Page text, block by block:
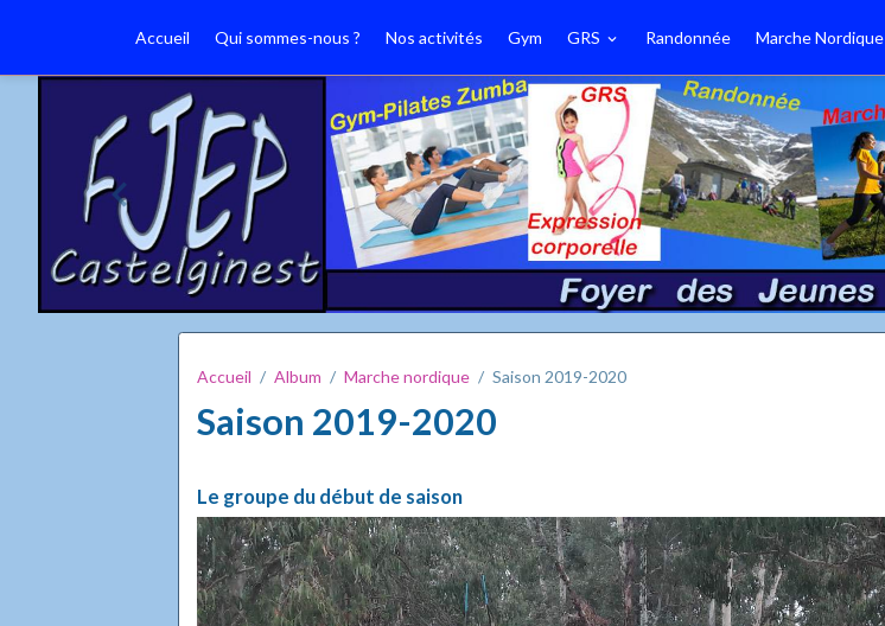
Accueil Qui sommes-nous ? Nos activités Gym GRS Randonnée Marche Nordique
Accueil Album Marche nordique Saison 2019-2020
Saison 2019-2020
Le groupe du début de saison